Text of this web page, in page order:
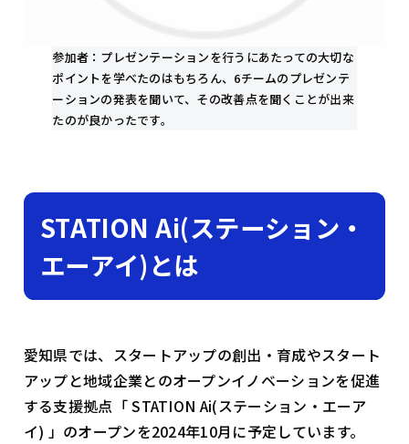
参加者：プレゼンテーションを行うにあたっての大切な
ポイントを学べたのはもちろん、6チームのプレゼンテ
ーションの発表を聞いて、その改善点を聞くことが出来
たのが良かったです。
STATION Ai(ステーション・
エーアイ)とは
愛知県では、スタートアップの創出・育成やスタート
アップと地域企業とのオープンイノベーションを促進
する支援拠点「 STATION Ai(ステーション・エーア
イ) 」のオープンを2024年10月に予定しています。